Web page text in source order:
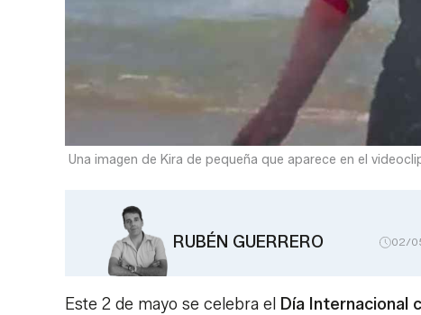
Una imagen de Kira de pequeña que aparece en el
RUBÉN GUERRERO 02/
Este 2 de mayo se celebra el Día Internacional